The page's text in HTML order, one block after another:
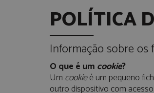
POLÍTICA
Informação sobre os
O que é um cookie?
Um cookieé um pequeno
outro dispositivo com